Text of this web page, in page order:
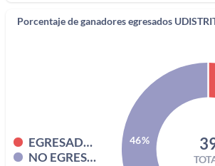
Porcentaje de ganadores egresados
EGRESADO UD
NO EGRESADO UD
46%